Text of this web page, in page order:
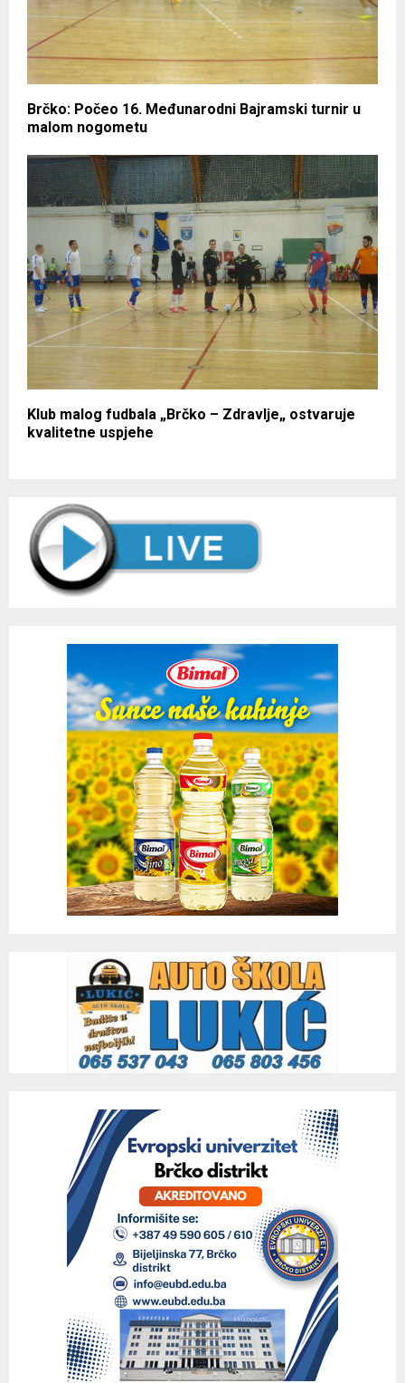
Brčko: Počeo 16. Međunarodni Bajramski turnir u
malom nogometu
Klub malog fudbala „Brčko – Zdravlje„ ostvaruje
kvalitetne uspjehe